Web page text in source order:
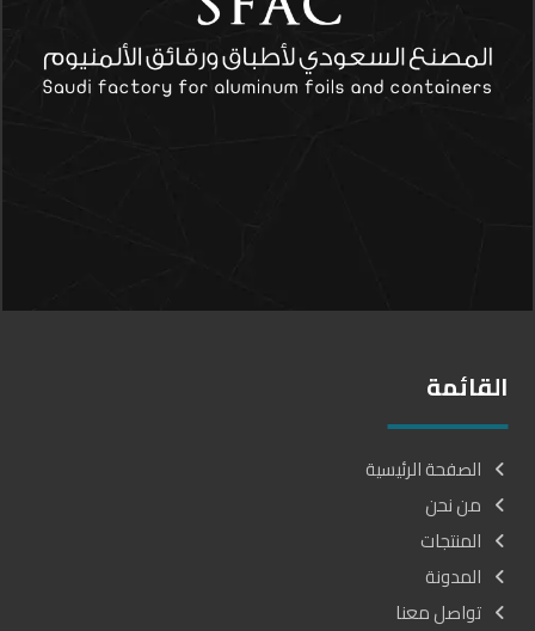
القائمة
الصفحة الرئيسية
من نحن
المنتجات
المدونة
تواصل معنا